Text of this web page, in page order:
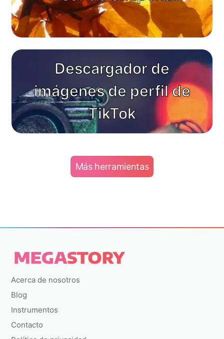
Descargador de
imágenes de perfil de
TikTok
Más herramientas
Acerca de nosotros
Blog
Instrumentos
Contacto